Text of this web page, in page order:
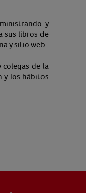
y
sus libros de
y sitio web.
de la
y los hábitos